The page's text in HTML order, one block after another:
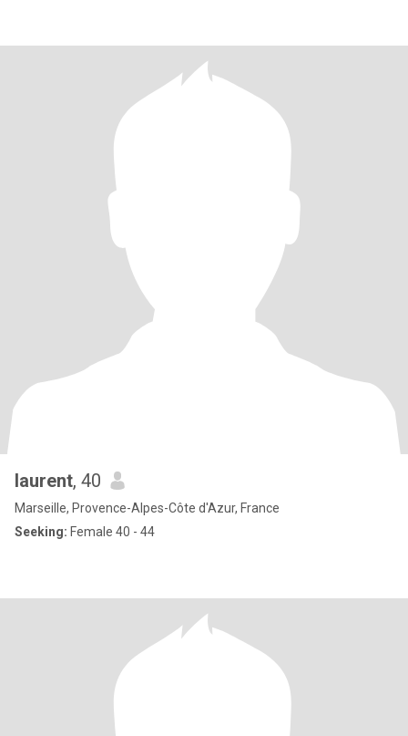
laurent, 40
Marseille, Provence-Alpes-Côte d'Azur, France
Seeking: Female 40 - 44